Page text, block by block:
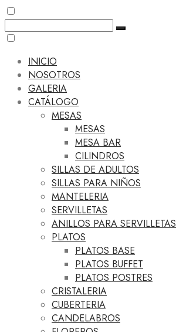
INICIO
NOSOTROS
GALERIA
CATÁLOGO
MESAS
MESAS
MESA BAR
CILINDROS
SILLAS DE ADULTOS
SILLAS PARA NIÑOS
MANTELERIA
SERVILLETAS
ANILLOS PARA SERVILLETAS
PLATOS
PLATOS BASE
PLATOS BUFFET
PLATOS POSTRES
CRISTALERIA
CUBERTERIA
CANDELABROS